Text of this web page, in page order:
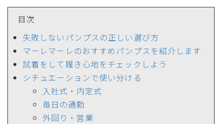
目次
失敗しないパンプスの正しい選び方
マーレマーレのおすすめパンプスを紹介します
試着をして履き心地をチェックしよう
シチュエーションで使い分ける
入社式・内定式
毎日の通勤
外回り・営業